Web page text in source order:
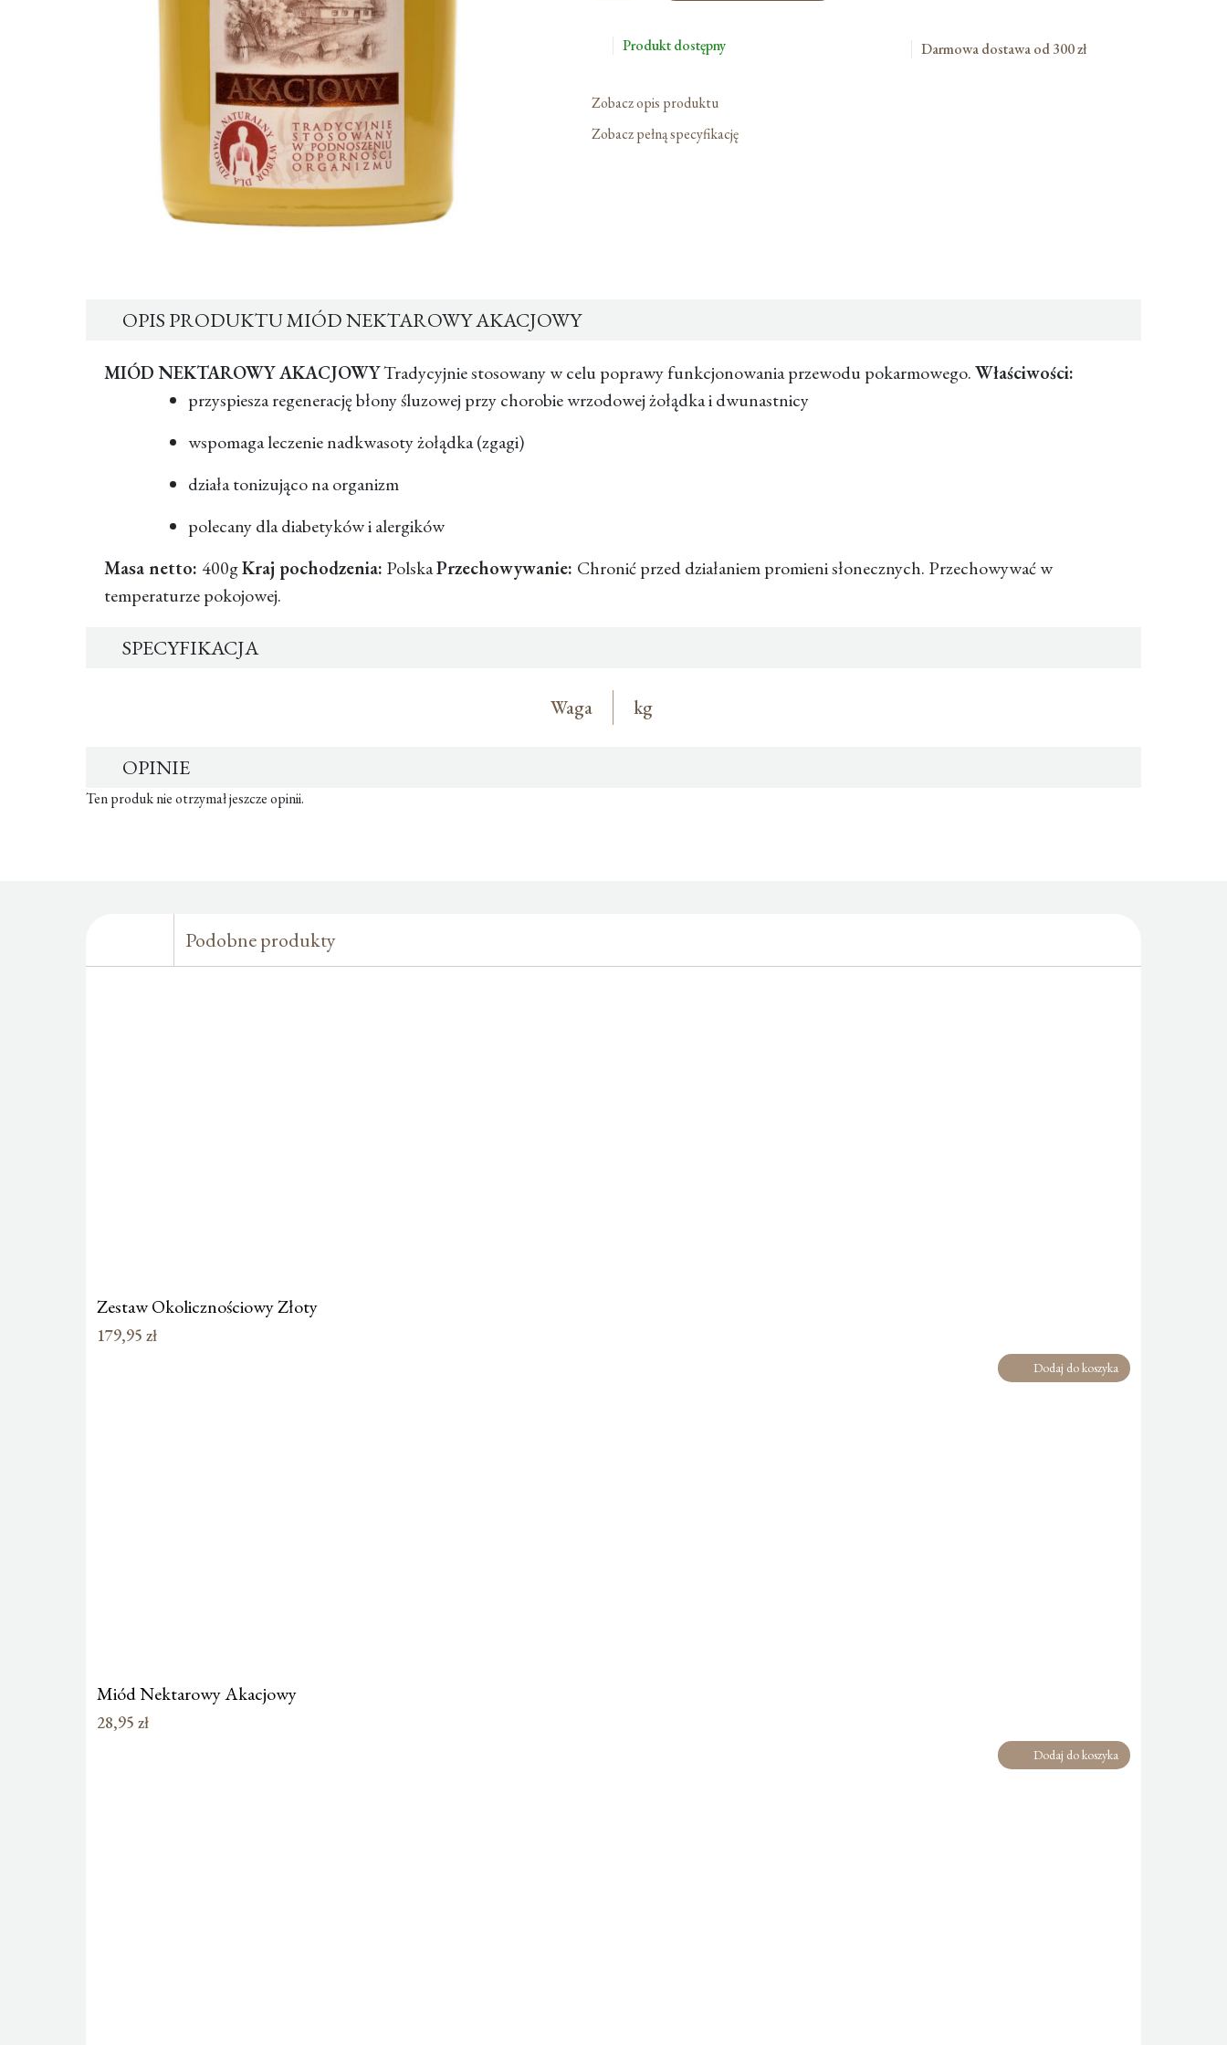
Akacjowy
Produkt dostępny Darmowa dostawa od 300 zł
Zobacz opis produktu
Zobacz pełną specyfikację
OPIS PRODUKTU MIÓD NEKTAROWY AKACJOWY
MIÓD NEKTAROWY AKACJOWYTradycyjnie stosowany w celu poprawy funkcjonowania przewodu pokarmowego.Właściwości:
przyspiesza regenerację błony śluzowej przy chorobie wrzodowej żołądka i dwunastnicy
wspomaga leczenie nadkwasoty żołądka (zgagi)
działa tonizująco na organizm
polecany dla diabetyków i alergików
Masa netto: 400gKraj pochodzenia: PolskaPrzechowywanie: Chronić przed działaniem promieni słonecznych. Przechowywać w
temperaturze pokojowej.
SPECYFIKACJA
Waga kg
OPINIE
Ten produk nie otrzymał jeszcze opinii.
Podobne produkty
Zestaw Okolicznościowy Złoty
179,95 zł
Dodaj do koszyka
Miód Nektarowy Akacjowy
28,95 zł
Dodaj do koszyka